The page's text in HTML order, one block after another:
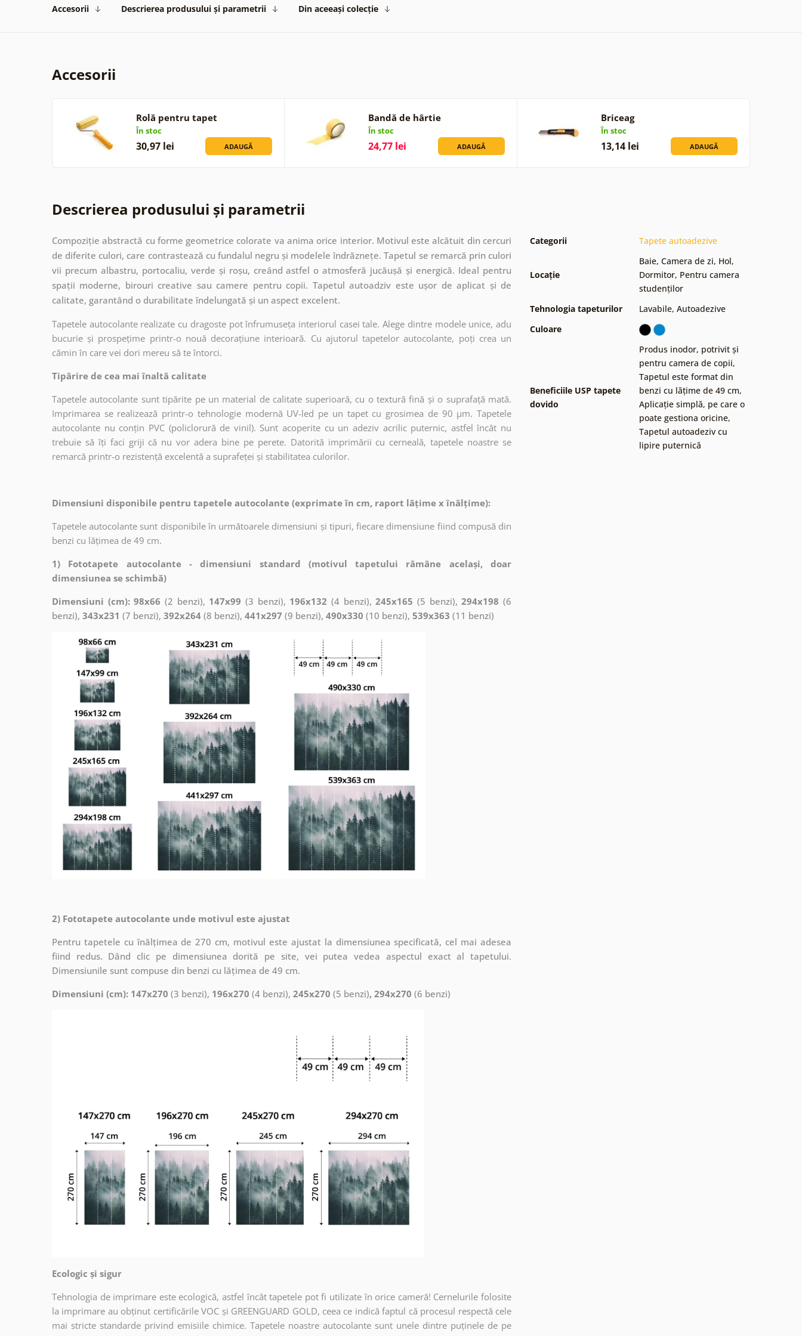
Accesorii Descrierea produsului și parametrii Din aceeași colecție
Accesorii
Rolă pentru tapet
În stoc
30,97 lei ADAUGĂ
Bandă de hârtie
În stoc
24,77 lei ADAUGĂ
Briceag
În stoc
13,14 lei ADAUGĂ
Descrierea produsului și parametrii
Compoziție abstractă cu forme geometrice colorate va anima orice interior. Motivul este alcătuit din cercuri
de diferite culori, care contrastează cu fundalul negru și modelele îndrăznețe. Tapetul se remarcă prin culori
vii precum albastru, portocaliu, verde și roșu, creând astfel o atmosferă jucăușă și energică. Ideal pentru
spații moderne, birouri creative sau camere pentru copii. Tapetul autoadziv este ușor de aplicat și de
calitate, garantând o durabilitate îndelungată și un aspect excelent.
Tapetele autocolante realizate cu dragoste pot înfrumuseța interiorul casei tale. Alege dintre modele unice, adu
bucurie și prospețime printr-o nouă decorațiune interioară. Cu ajutorul tapetelor autocolante, poți crea un
cămin în care vei dori mereu să te întorci.
Tipărire de cea mai înaltă calitate
Tapetele autocolante sunt tipărite pe un material de calitate superioară, cu o textură fină și o suprafață mată.
Imprimarea se realizează printr-o tehnologie modernă UV-led pe un tapet cu grosimea de 90 µm. Tapetele
autocolante nu conțin PVC (policlorură de vinil). Sunt acoperite cu un adeziv acrilic puternic, astfel încât nu
trebuie să îți faci griji că nu vor adera bine pe perete. Datorită imprimării cu cerneală, tapetele noastre se
remarcă printr-o rezistență excelentă a suprafeței și stabilitatea culorilor.
Dimensiuni disponibile pentru tapetele autocolante (exprimate în cm, raport lățime x înălțime):
Tapetele autocolante sunt disponibile în următoarele dimensiuni și tipuri, fiecare dimensiune fiind compusă din
benzi cu lățimea de 49 cm.
1) Fototapete autocolante - dimensiuni standard (motivul tapetului rămâne același, doar
dimensiunea se schimbă)
Dimensiuni (cm): 98x66 (2 benzi), 147x99 (3 benzi), 196x132 (4 benzi),245x165 (5 benzi),294x198 (6
benzi), 343x231 (7 benzi), 392x264 (8 benzi), 441x297 (9 benzi), 490x330 (10 benzi), 539x363 (11 benzi)
2) Fototapete autocolante unde motivul este ajustat
Pentru tapetele cu înălțimea de 270 cm, motivul este ajustat la dimensiunea specificată, cel mai adesea
fiind redus. Dând clic pe dimensiunea dorită pe site, vei putea vedea aspectul exact al tapetului.
Dimensiunile sunt compuse din benzi cu lățimea de 49 cm.
Dimensiuni (cm): 147x270 (3 benzi), 196x270 (4 benzi), 245x270 (5 benzi), 294x270 (6 benzi)
Ecologic și sigur
Tehnologia de imprimare este ecologică, astfel încât tapetele pot fi utilizate în orice cameră! Cernelurile folosite
la imprimare au obținut certificările VOC și GREENGUARD GOLD, ceea ce indică faptul că procesul respectă cele
mai stricte standarde privind emisiile chimice. Tapetele noastre autocolante sunt unele dintre puținele de pe
Categorii Tapete autoadezive
Locație
Baie, Camera de zi, Hol,
Dormitor, Pentru camera
studenților
Tehnologia tapeturilor
Lavabile, Autoadezive
Culoare
Beneficiile USP tapete
dovido
Produs inodor, potrivit și
pentru camera de copii,
Tapetul este format din
benzi cu lățime de 49 cm,
Aplicație simplă, pe care o
poate gestiona oricine,
Tapetul autoadeziv cu
lipire puternică